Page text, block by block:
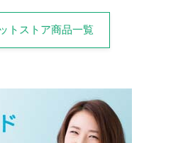
トストア商品一覧